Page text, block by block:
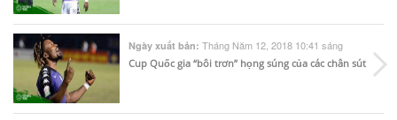
Ngày xuất bản: Tháng Năm 12, 2018 10:41 sáng
Cup Quốc gia “bôi trơn” họng súng của các chân sút